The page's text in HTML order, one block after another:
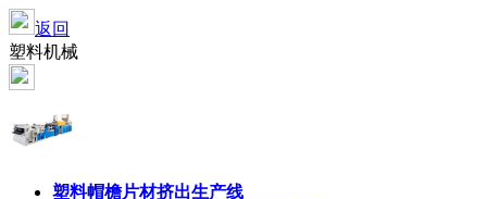
返回
塑料机械
塑料帽檐片材挤出生产线